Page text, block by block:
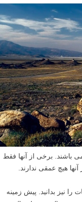
باشند. برخی از آنها فقط
هیچ عمقی ندارند.
را نیز بدانید. پیش زمینه